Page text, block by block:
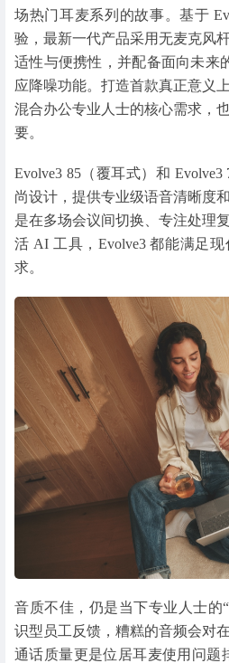
场热门耳麦系列的故事。基于
验，最新一代产品采用无麦克风
适性与便携性，并配备面向未来
应降噪功能。打造首款真正意义
混合办公专业人士的核心需求，
要。
Evolve3 85（覆耳式）和
尚设计，提供专业级语音清晰度
是在多场会议间切换、专注处理
活 AI 工具，Evolve3 都能满足
求。
音质不佳，仍是当下专业人士的
识型员工反馈，糟糕的音频会对
通话质量更是位居耳麦使用问题